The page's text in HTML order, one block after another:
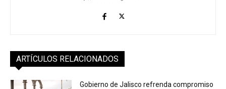
ARTÍCULOS RELACIONADOS
Gobierno de Jalisco refrenda compromiso